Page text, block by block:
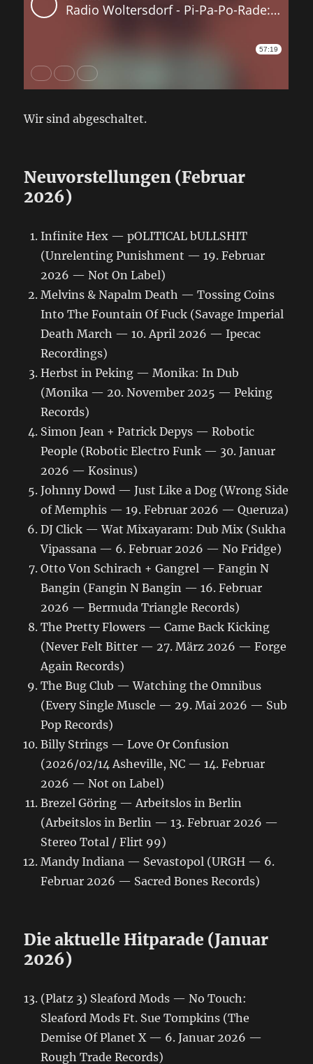
Wir sind abgeschaltet.
Neuvorstellungen (Februar
2026)
Infinite Hex — pOLITICAL bULLSHIT
(Unrelenting Punishment — 19. Februar
2026 — Not On Label)
Melvins & Napalm Death — Tossing Coins
Into The Fountain Of Fuck (Savage Imperial
Death March — 10. April 2026 — Ipecac
Recordings)
Herbst in Peking — Monika: In Dub
(Monika — 20. November 2025 — Peking
Records)
Simon Jean + Patrick Depys — Robotic
People (Robotic Electro Funk — 30. Januar
2026 — Kosinus)
Johnny Dowd — Just Like a Dog (Wrong Side
of Memphis — 19. Februar 2026 — Queruza)
DJ Click — Wat Mixayaram: Dub Mix (Sukha
Vipassana — 6. Februar 2026 — No Fridge)
Otto Von Schirach + Gangrel — Fangin N
Bangin (Fangin N Bangin — 16. Februar
2026 — Bermuda Triangle Records)
The Pretty Flowers — Came Back Kicking
(Never Felt Bitter — 27. März 2026 — Forge
Again Records)
The Bug Club — Watching the Omnibus
(Every Single Muscle — 29. Mai 2026 — Sub
Pop Records)
Billy Strings — Love Or Confusion
(2026/02/14 Asheville, NC — 14. Februar
2026 — Not on Label)
Brezel Göring — Arbeitslos in Berlin
(Arbeitslos in Berlin — 13. Februar 2026 —
Stereo Total / Flirt 99)
Mandy Indiana — Sevastopol (URGH — 6.
Februar 2026 — Sacred Bones Records)
Die aktuelle Hitparade (Januar
2026)
(Platz 3) Sleaford Mods — No Touch:
Sleaford Mods Ft. Sue Tompkins (The
Demise Of Planet X — 6. Januar 2026 —
Rough Trade Records)